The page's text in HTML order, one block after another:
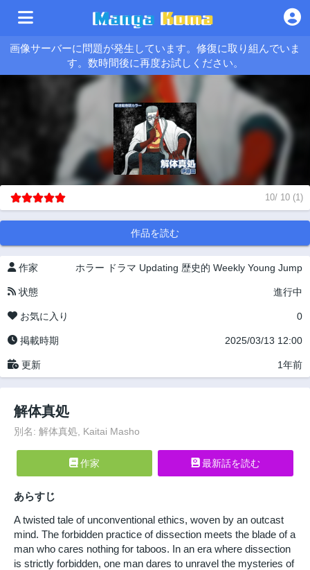
画像サーバーに問題が発生しています。修復に取り組んでいま
す。数時間後に再度お試しください。
10/ 10 (1)
作品を読む
作家 ホラー ドラマ Updating 歴史的 Weekly Young Jump
状態 進行中
お気に入り 0
掲載時期 2025/03/13 12:00
更新 1年前
解体真処
別名: 解体真処, Kaitai Masho
作家 最新話を読む
あらすじ
A twisted tale of unconventional ethics, woven by an outcast
mind. The forbidden practice of dissection meets the blade of a
man who cares nothing for taboos. In an era where dissection
is strictly forbidden, one man dares to unravel the mysteries of